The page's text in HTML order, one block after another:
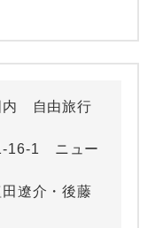
内 自由旅行
16-1 ニュー
遼介・後藤